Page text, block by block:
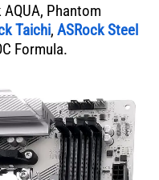
Phantom
Taichi, ASRock Steel
Formula.